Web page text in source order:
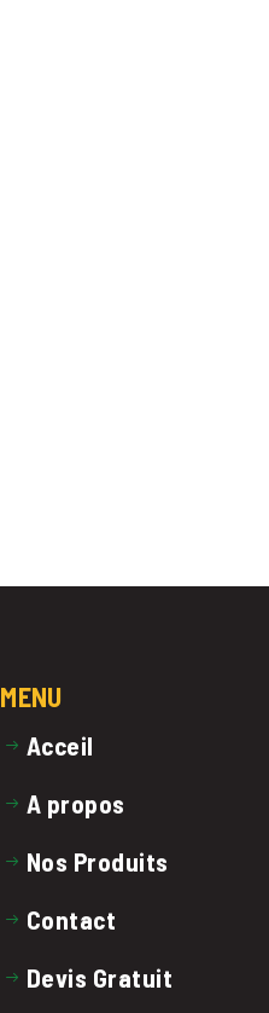
MENU
Acceil
A propos
Nos Produits
Contact
Devis Gratuit